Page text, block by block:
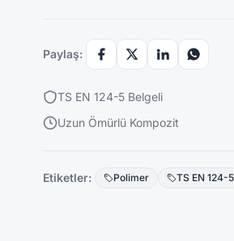
Paylaş:
TS EN 124-5 Belgeli
Uzun Ömürlü Kompozit
Etiketler: Polimer TS EN 124-5